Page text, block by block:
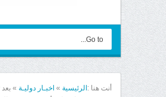
أنت هنا : الرئيسية » اخبـار دوليـة »